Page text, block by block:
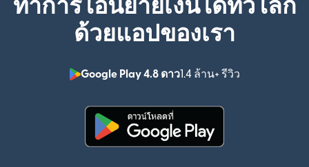
ทำการโอนย้ายเงินได้ทั่วโลก
ด้วยแอปของเรา
Google Play 4.8 ดาว1.4 ล้าน+ รีวิว
(เปิดในหน้าต่